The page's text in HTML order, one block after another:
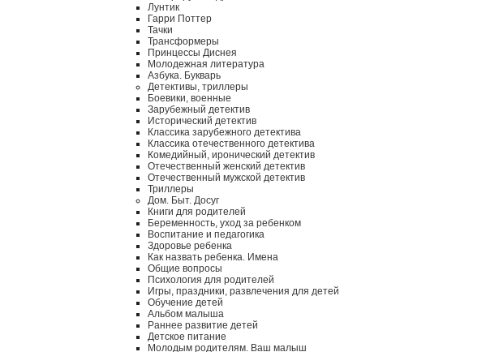
Лунтик
Гарри Поттер
Тачки
Трансформеры
Принцессы Диснея
Молодежная литература
Азбука. Букварь
Детективы, триллеры
Боевики, военные
Зарубежный детектив
Исторический детектив
Классика зарубежного детектива
Классика отечественного детектива
Комедийный, иронический детектив
Отечественный женский детектив
Отечественный мужской детектив
Триллеры
Дом. Быт. Досуг
Книги для родителей
Беременность, уход за ребенком
Воспитание и педагогика
Здоровье ребенка
Как назвать ребенка. Имена
Общие вопросы
Психология для родителей
Игры, праздники, развлечения для детей
Обучение детей
Альбом малыша
Раннее развитие детей
Детское питание
Молодым родителям. Ваш малыш